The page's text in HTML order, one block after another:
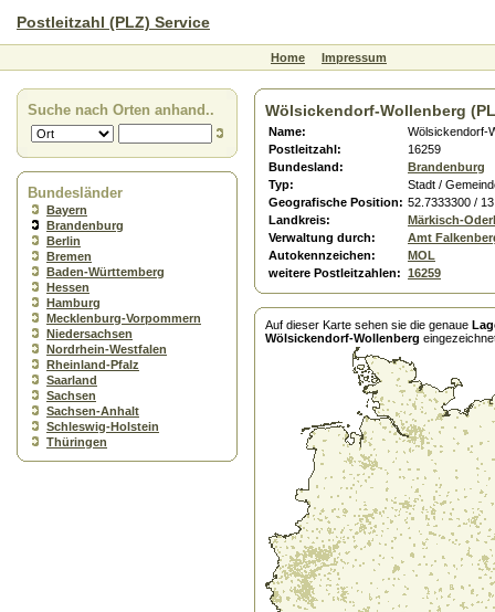
Postleitzahl (PLZ) Service
Home Impressum
Suche nach Orten anhand..
Bundesländer
Bayern
Brandenburg
Berlin
Bremen
Baden-Württemberg
Hessen
Hamburg
Mecklenburg-Vorpommern
Niedersachsen
Nordrhein-Westfalen
Rheinland-Pfalz
Saarland
Sachsen
Sachsen-Anhalt
Schleswig-Holstein
Thüringen
Wölsickendorf-Wollenberg
Name:
Wölsickendorf-
Postleitzahl:
16259
Bundesland:
Brandenburg
Typ:
Stadt /
Geografische Position: 52.7333300 /
Landkreis:
Märkisch-
Verwaltung durch:
Amt
Autokennzeichen:
MOL
weitere Postleitzahlen: 16259
Auf dieser Karte sehen sie die genaue
Wölsickendorf-Wollenberg